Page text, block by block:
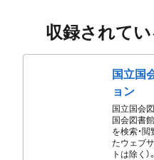
収録されて
国立国
ョン
国立国会
国会図書
を検索・
たウェブ
トは除く）。